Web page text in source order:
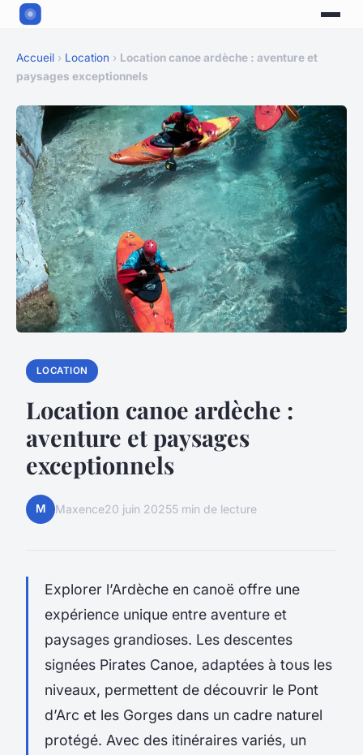
Accueil › Location › Location canoe ardèche : aventure et
paysages exceptionnels
LOCATION
Location canoe ardèche :
aventure et paysages
exceptionnels
M Maxence20 juin 20255 min de lecture
Explorer l’Ardèche en canoë offre une
expérience unique entre aventure et
paysages grandioses. Les descentes
signées Pirates Canoe, adaptées à tous les
niveaux, permettent de découvrir le Pont
d’Arc et les Gorges dans un cadre naturel
protégé. Avec des itinéraires variés, un